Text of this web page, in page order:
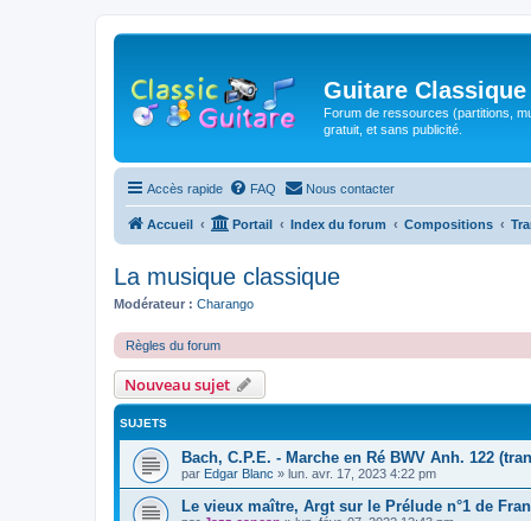
Guitare Classique
Forum de ressources (partitions,
gratuit, et sans publicité.
Accès rapide FAQ Nous contacter
Accueil Portail Index du forum Compositions
La musique classique
Modérateur : Charango
Règles du forum
Nouveau sujet
SUJETS
Bach, C.P.E. - Marche en Ré BWV Anh. 122
par Edgar Blanc » lun. avr. 17, 2023 4:22 pm
Le vieux maître, Argt sur le Prélude n°1 de